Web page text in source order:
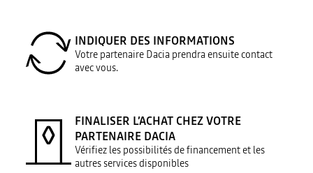
INDIQUER DES INFORMATIONS
Votre partenaire Dacia prendra ensuite contact
avec vous.
FINALISER L’ACHAT CHEZ VOTRE
PARTENAIRE DACIA
Vérifiez les possibilités de financement et les
autres services disponibles